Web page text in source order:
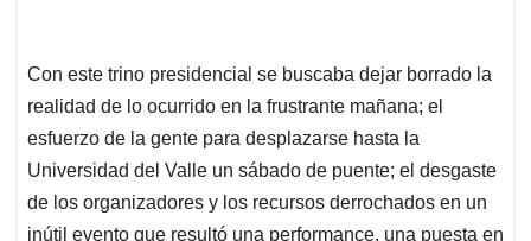
Con este trino presidencial se buscaba dejar borrado la
realidad de lo ocurrido en la frustrante mañana; el
esfuerzo de la gente para desplazarse hasta la
Universidad del Valle un sábado de puente; el desgaste
de los organizadores y los recursos derrochados en un
inútil evento que resultó una performance, una puesta en